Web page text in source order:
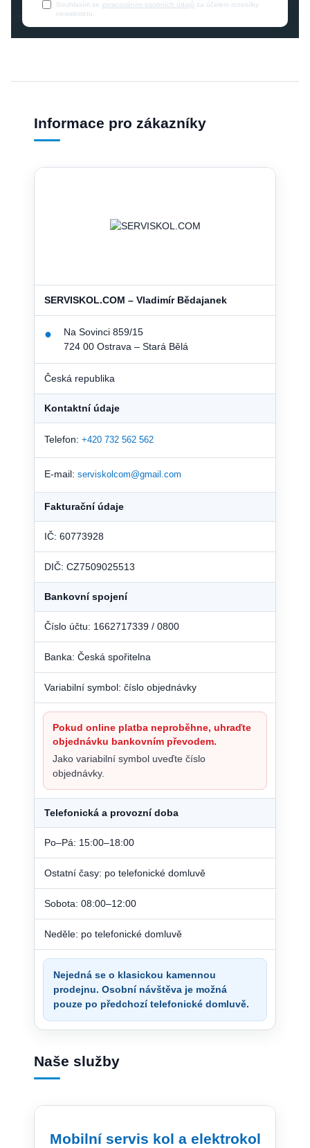
Souhlasím se zpracováním osobních údajů za účelem rozesílky
newsletteru.
Informace pro zákazníky
SERVISKOL.COM – Vladimír Bědajanek
●
Na Sovinci 859/15
724 00 Ostrava – Stará Bělá
Česká republika
Kontaktní údaje
Telefon: +420 732 562 562
E-mail: serviskolcom@gmail.com
Fakturační údaje
IČ: 60773928
DIČ: CZ7509025513
Bankovní spojení
Číslo účtu: 1662717339 / 0800
Banka: Česká spořitelna
Variabilní symbol: číslo objednávky
Pokud online platba neproběhne, uhraďte
objednávku bankovním převodem.
Jako variabilní symbol uveďte číslo
objednávky.
Telefonická a provozní doba
Po–Pá: 15:00–18:00
Ostatní časy: po telefonické domluvě
Sobota: 08:00–12:00
Neděle: po telefonické domluvě
Nejedná se o klasickou kamennou
prodejnu. Osobní návštěva je možná
pouze po předchozí telefonické domluvě.
Naše služby
Mobilní servis kol a elektrokol